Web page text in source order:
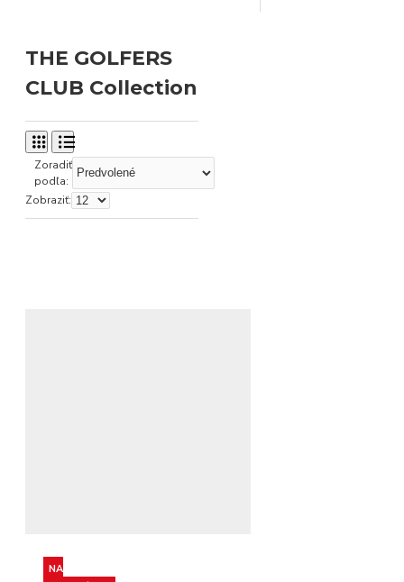
THE GOLFERS
CLUB Collection
Zoradiť
podľa:
Zobraziť:
NA